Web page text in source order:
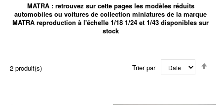
MATRA : retrouvez sur cette pages les modèles réduits
automobiles ou voitures de collection miniatures de la marque
MATRA reproduction à l'échelle 1/18 1/24 et 1/43 disponibles sur
stock
2 produit(s) Trier par